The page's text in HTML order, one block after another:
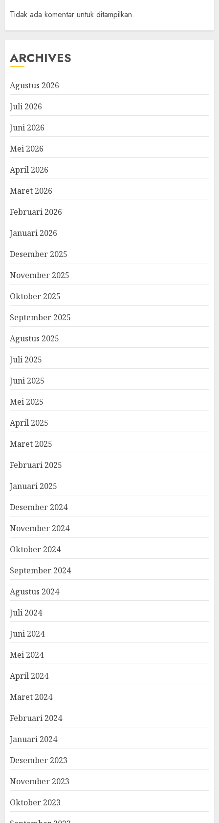
Tidak ada komentar untuk ditampilkan.
ARCHIVES
Agustus 2026
Juli 2026
Juni 2026
Mei 2026
April 2026
Maret 2026
Februari 2026
Januari 2026
Desember 2025
November 2025
Oktober 2025
September 2025
Agustus 2025
Juli 2025
Juni 2025
Mei 2025
April 2025
Maret 2025
Februari 2025
Januari 2025
Desember 2024
November 2024
Oktober 2024
September 2024
Agustus 2024
Juli 2024
Juni 2024
Mei 2024
April 2024
Maret 2024
Februari 2024
Januari 2024
Desember 2023
November 2023
Oktober 2023